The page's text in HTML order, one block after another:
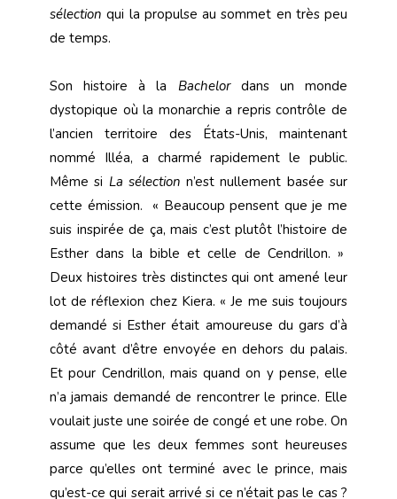
sélection qui la propulse au sommet en très peu
de temps.
Son histoire à la Bachelordans un monde
dystopique où la monarchie a repris contrôle de
l’ancien territoire des États-Unis, maintenant
nommé Illéa, a charmé rapidement le public.
Même si La sélection n’est nullement basée sur
cette émission. « Beaucoup pensent que je me
suis inspirée de ça, mais c’est plutôt l’histoire de
Esther dans la bible et celle de Cendrillon. »
Deux histoires très distinctes qui ont amené leur
lot de réflexion chez Kiera. « Je me suis toujours
demandé si Esther était amoureuse du gars d’à
côté avant d’être envoyée en dehors du palais.
Et pour Cendrillon, mais quand on y pense, elle
n’a jamais demandé de rencontrer le prince. Elle
voulait juste une soirée de congé et une robe. On
assume que les deux femmes sont heureuses
parce qu’elles ont terminé avec le prince, mais
qu’est-ce qui serait arrivé si ce n’était pas le cas ?